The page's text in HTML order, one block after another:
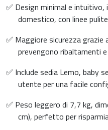
✅ Design minimal e intuitivo,
domestico, con linee
✅ Maggiore sicurezza grazie
prevengono ribaltamenti
✅ Include sedia Lemo, baby
utente per una facile
✅ Peso leggero di 7,7 kg,
cm), perfetto per